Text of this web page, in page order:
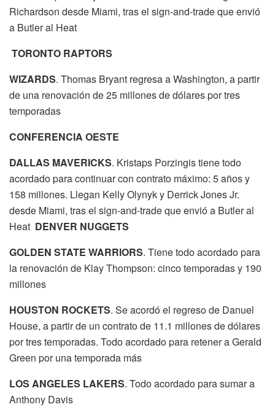
Richardson desde Miami, tras el sign-and-trade que envió
a Butler al Heat
TORONTO RAPTORS
WIZARDS. Thomas Bryant regresa a Washington, a partir
de una renovación de 25 millones de dólares por tres
temporadas
CONFERENCIA OESTE
DALLAS MAVERICKS. Kristaps Porzingis tiene todo
acordado para continuar con contrato máximo: 5 años y
158 millones. Llegan Kelly Olynyk y Derrick Jones Jr.
desde Miami, tras el sign-and-trade que envió a Butler al
Heat DENVER NUGGETS
GOLDEN STATE WARRIORS. Tiene todo acordado para
la renovación de Klay Thompson: cinco temporadas y 190
millones
HOUSTON ROCKETS. Se acordó el regreso de Danuel
House, a partir de un contrato de 11.1 millones de dólares
por tres temporadas. Todo acordado para retener a Gerald
Green por una temporada más
LOS ANGELES LAKERS. Todo acordado para sumar a
Anthony Davis